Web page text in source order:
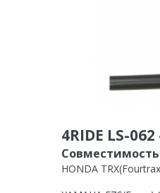
4RIDE LS-
Совместимость
HONDA